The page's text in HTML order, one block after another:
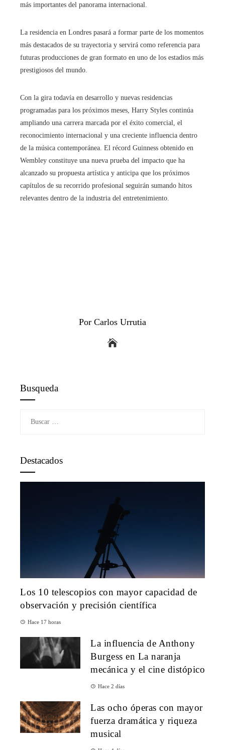
más importantes del panorama internacional.
La residencia en Londres pasará a formar parte de los momentos
más destacados de su trayectoria y servirá como referencia para
futuras producciones de gran formato en uno de los estadios más
prestigiosos del mundo.
Con la gira todavía en desarrollo y nuevas residencias
programadas para los próximos meses, Harry Styles continúa
ampliando una carrera marcada por el éxito comercial, el
reconocimiento internacional y una creciente influencia dentro
de la música contemporánea. El récord Guinness obtenido en
Wembley constituye una nueva prueba del impacto que ha
alcanzado su propuesta artística y anticipa que los próximos
capítulos de su recorrido profesional seguirán sumando hitos
relevantes dentro de la industria del entretenimiento.
Por Carlos Urrutia
Busqueda
Destacados
Los 10 telescopios con mayor capacidad de
observación y precisión científica
Hace 17 horas
La influencia de Anthony
Burgess en La naranja
mecánica y el cine distópico
Hace 2 días
Las ocho óperas con mayor
fuerza dramática y riqueza
musical